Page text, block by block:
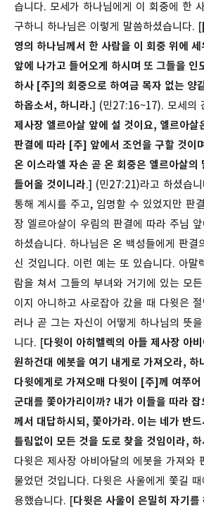
습니다. 모세가 하나님에게 이 회중에 한
구하니 하나님은 이렇게 말씀하셨습니다. [
영의 하나님께서 한 사람을 이 회중 위에
앞에 나가고 들어오게 하시며 또 그들을 인
하사 [주]의 회중으로 하여금 목자 없는 양
하옵소서, 하니라.] (민27:16~17). 모세의
제사장 엘르아살 앞에 설 것이요, 엘르아살
판결에 따라 [주] 앞에서 조언을 구할 것이
온 이스라엘 자손 곧 온 회중은 엘르아살의
들어올 것이니라.] (민27:21)라고 하셨습
통해 계시를 주고, 임명할 수 있었지만 판
장 엘르아살이 우림의 판결에 따라 주님
하셨습니다. 하나님은 온 백성들에게 판결
신 것입니다. 이런 예는 또 있습니다. 아말
람을 쳐서 그들의 부녀와 거기에 있는 모
이지 아니하고 사로잡아 갔을 때 다윗은
러나 곧 그는 자신이 어떻게 하나님의 뜻
니다. [다윗이 아히멜렉의 아들 제사장 아
원하건대 에봇을 여기 내게로 가져오라, 하
다윗에게로 가져오매 다윗이 [주]께 여쭈어
군대를 쫓아가리이까? 내가 이들을 따라
께서 대답하시되, 쫓아가라. 이는 네가 반
틀림없이 모든 것을 도로 찾을 것임이라, 하
다윗은 제사장 아비아달의 에봇을 가져와
물었던 것입니다. 다윗은 사울에게 쫓길
용했습니다. [다윗은 사울이 은밀히 자기를